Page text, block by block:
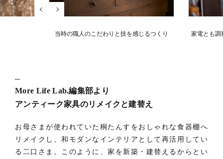
当時の職人のこだわりと技を感じるつくり 家電とも調
More Life Lab.編集部より
アンティーク家具のリメイクと建替え
お母さまが使われていた桐たんすをおしゃれな食器棚へ
リメイクし、和モダンなインテリアとして再活用してい
る二口さま。このように、家を新築・建替えるからとい